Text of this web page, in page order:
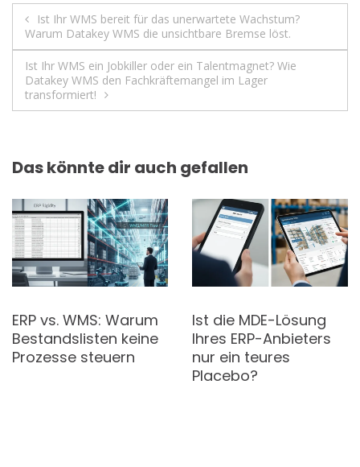
Beitragsnavigation
Ist Ihr WMS bereit für das unerwartete Wachstum?
Warum Datakey WMS die unsichtbare Bremse löst.
Ist Ihr WMS ein Jobkiller oder ein Talentmagnet? Wie
Datakey WMS den Fachkräftemangel im Lager
transformiert!
Das könnte dir auch gefallen
ERP vs. WMS: Warum
Bestandslisten keine
Prozesse steuern
Ist die MDE-Lösung
Ihres ERP-Anbieters
nur ein teures
Placebo?